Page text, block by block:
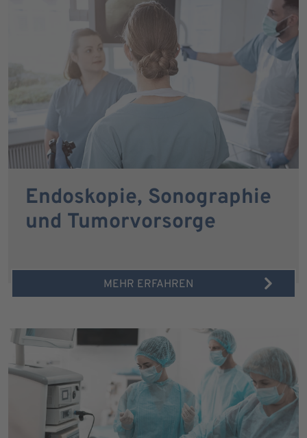
Endoskopie, Sonographie
und Tumorvorsorge
MEHR ERFAHREN